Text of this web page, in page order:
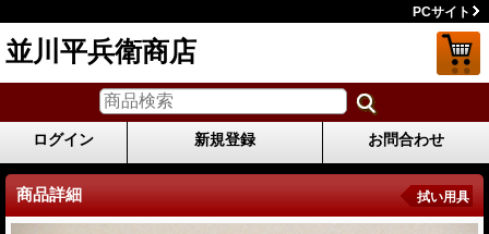
PCサイト
並川平兵衛商店
ログイン 新規登録 お問合わせ
商品詳細 拭い用具